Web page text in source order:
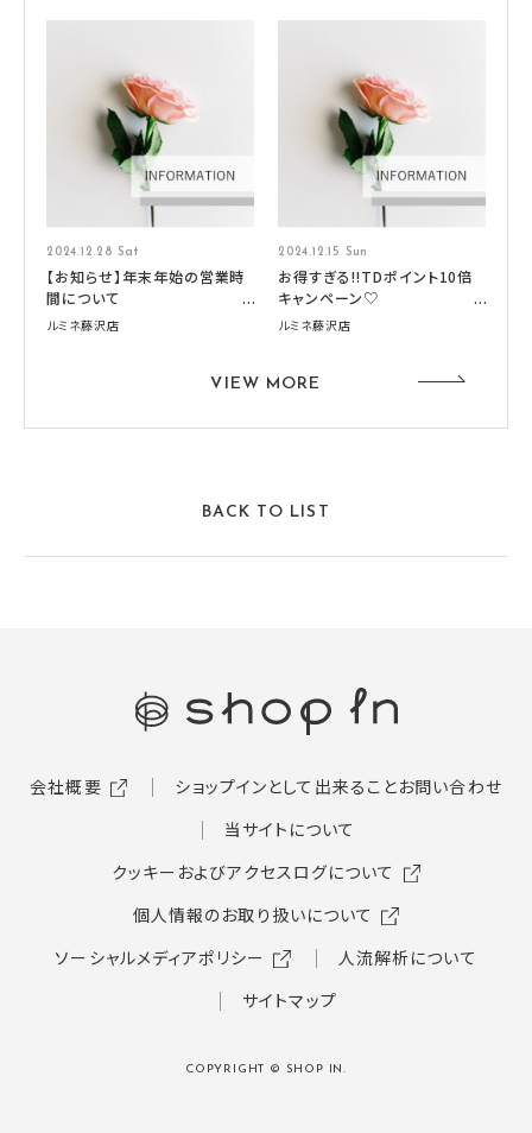
2024.12.28 Sat
【お知らせ】年末年始の営業時
間について
ルミネ藤沢店
2024.12.15 Sun
お得すぎる‼TDポイント10倍
キャンペーン♡
ルミネ藤沢店
VIEW MORE
BACK TO LIST
会社概要 ショップインとして出来ることお問い合わせ
当サイトについて
クッキーおよびアクセスログについて
個人情報のお取り扱いについて
ソーシャルメディアポリシー
人流解析について
サイトマップ
COPYRIGHT © SHOP IN.